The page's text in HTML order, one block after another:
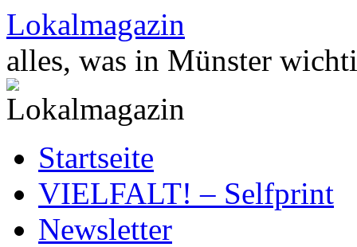
Zum
Inhalt
springen
Lokalmagazin
alles, was in Münster
Startseite
VIELFALT! – Selfprint
Newsletter